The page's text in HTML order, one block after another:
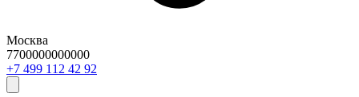
Москва
7700000000000
29 24 211 994 7+